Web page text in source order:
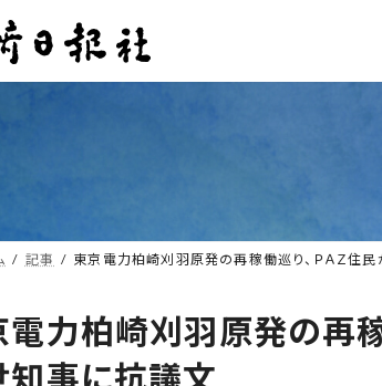
記事 東京電力柏崎刈羽原発の再稼働巡り、ＰＡＺ住
電力柏崎刈羽原発の再
知事に抗議文